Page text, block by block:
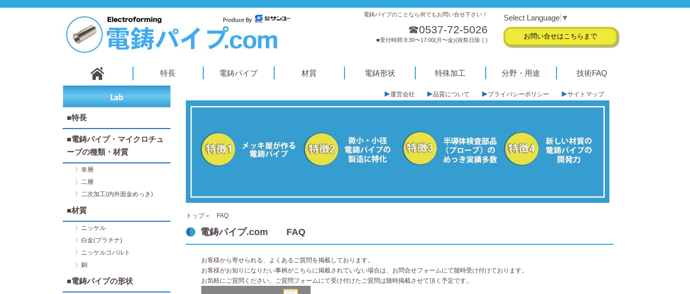
電鋳パイプのことなら何でもお問い合せ下さい！
☎0537-72-5026
■受付時間 8:30〜17:00(月〜金)(祝祭日除く)
Select Language ▼
お問い合せはこちらまで
特長 電鋳パイプ 材質 電鋳形状 特殊加工 分野・用途 技術FAQ
■特長
■電鋳パイプ・マイクロチュ
ーブの種類・材質
〉単層
〉二層
〉二次加工(内外面金めっき)
■材質
〉ニッケル
〉白金(プラチナ)
〉ニッケルコバルト
〉銅
■電鋳パイプの形状
運営会社 品質について プライバシーポリシー サイトマップ
トップ＞ FAQ
電鋳パイプ.com FAQ
お客様から寄せられる、よくあるご質問を掲載しております。
お客様がお知りになりたい事柄がこちらに掲載されていない場合は、お問合せフォームにて随時受け付けております。
お気軽にご質問ください。ご質問フォームにて受け付けたご質問は随時掲載させて頂く予定です。